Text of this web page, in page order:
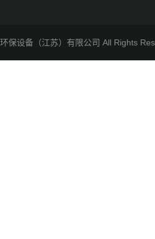
环保设备（江苏）有限公司 All Rights